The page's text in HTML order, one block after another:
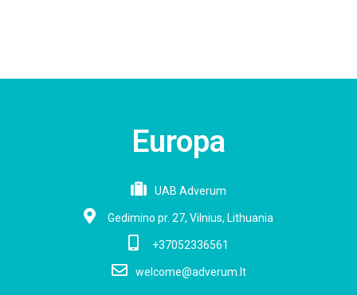
Europa
UAB Adverum
Gedimino pr. 27, Vilnius, Lithuania
+37052336561
welcome@adverum.lt